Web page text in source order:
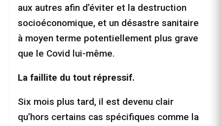
aux autres afin d’éviter et la destruction
socioéconomique, et un désastre sanitaire
à moyen terme potentiellement plus grave
que le Covid lui-même.
La faillite du tout répressif.
Six mois plus tard, il est devenu clair
qu’hors certains cas spécifiques comme la